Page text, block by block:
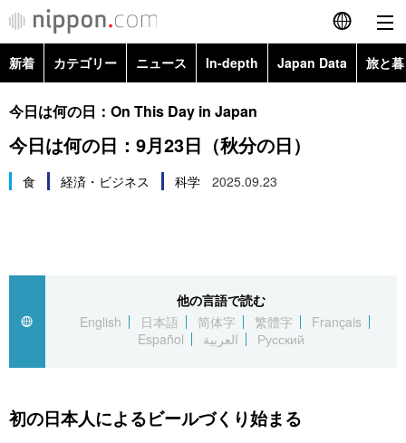
English
繁體字
Русский
カテゴリー
経済・ビジネス
国際
文化
トップ
アーカイブ
In-depth
Japan Data
動画/Live
新着 カテゴリー ニュース In-depth Japan Data 旅と
政治・外交
経済・ビジネス
スポーツ・東京2020
今日は何の日：On This Day in Japan
今日は何の日：9月23日（秋分の日）
食 経済・ビジネス 科学 2025.09.23
他の言語で読む
English
日本語 简体字 繁體字
Français
Español
العربية Русский
初の日本人によるビールづくり始まる